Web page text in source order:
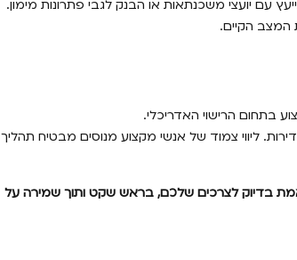
עם יועצי משכנתאות או הבנק לגבי פתרונות מימון.
המצב הקיים.
בתחום הרישוי האדריכלי.
ליווי צמוד של אנשי מקצוע מנוסים מבטיח תהליך
בדיוק לצרכים שלכם, בראש שקט ותוך שמירה על